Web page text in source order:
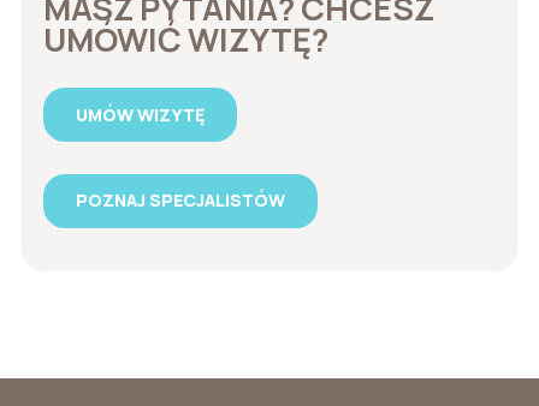
UMÓWIĆ WIZYTĘ?
UMÓW WIZYTĘ
POZNAJ SPECJALISTÓW